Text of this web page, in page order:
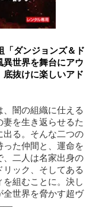
「ダンジョンズ＆ド
異世界を舞台にアウ
底抜けに楽しいアド
闇の組織に仕える
を生き返らせるた
出る。そんな二つの
った仲間と、運命を
、二人は名家出身の
ック、そしてある
組むことに。決し
全世界を脅かす超ヴ
――